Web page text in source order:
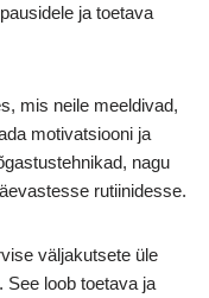
ja toetava
mis neile meeldivad,
motivatsiooni ja
nagu
rutiinidesse.
väljakutsete üle
See loob toetava ja